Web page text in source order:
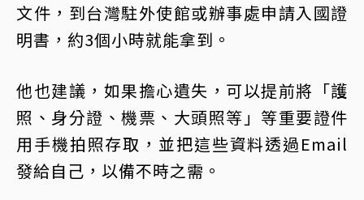
文件，到台灣駐外使館或辦事處申請入國證
明書，約3個小時就能拿到。
他也建議，如果擔心遺失，可以提前將「護
照、身分證、機票、大頭照等」等重要證件
用手機拍照存取，並把這些資料透過Email
發給自己，以備不時之需。